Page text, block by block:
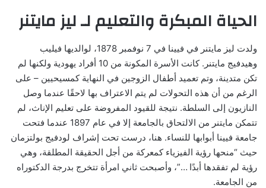
الحياة المبكرة والتعليم لـ ليز مايتنر
ولدت ليز مايتنر في فيينا في 7 نوفمبر 1878، لوالديها فيليب
وهيدفيج مايتنر. كانت الأسرة المكونة من 10 أفراد يهودية ولكنها لم
تكن متدينة، وتم تعميد أطفال الزوجين في النهاية كمسيحيين – على
الرغم من أن هذه التحولات لم يتم الاعتراف بها لاحقًا عندما وصل
النازيون إلى السلطة. نتيجة للقيود المفروضة على تعليم الإناث، لم
تتمكن مايتنر من الالتحاق بالجامعة إلا في عام 1897 عندما فتحت
جامعة فيينا أبوابها للنساء. هنا، درست تحت إشراف لودفيج بولتزمان
حيث “منحها رؤية الفيزياء كمعركة من أجل الحقيقة المطلقة، وهي
رؤية لم تفقدها أبدًا …”، وأصبحت ثاني امرأة تتخرج بدرجة الدكتوراه
من الجامعة.